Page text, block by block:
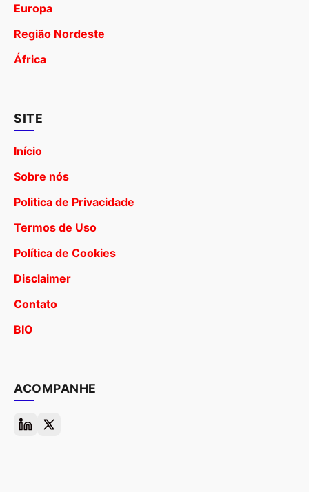
Europa
Região Nordeste
África
SITE
Início
Sobre nós
Politica de Privacidade
Termos de Uso
Política de Cookies
Disclaimer
Contato
BIO
ACOMPANHE